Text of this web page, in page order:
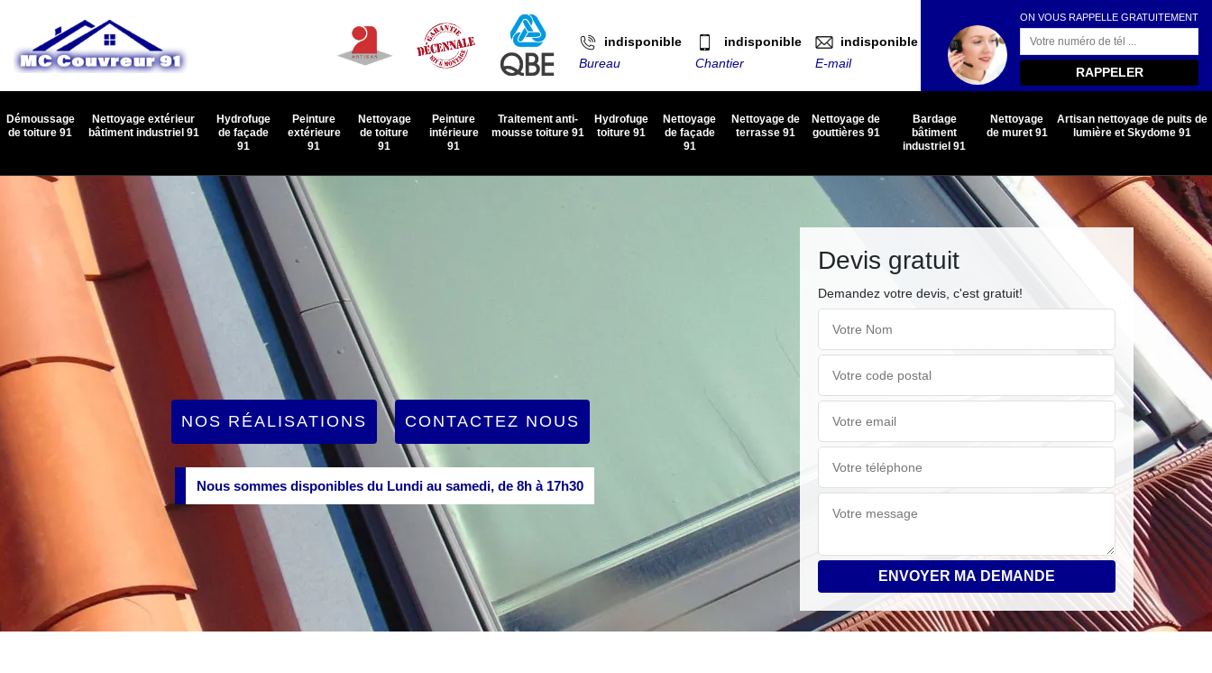
indisponible
Bureau
indisponible
Chantier
indisponible
E-mail
ON VOUS RAPPELLE GRATUITEMENT
Démoussage
de toiture 91
Nettoyage extérieur
bâtiment industriel 91
Hydrofuge
de façade
91
Peinture
extérieure
91
Nettoyage
de toiture
91
Peinture
intérieure
91
Traitement anti-
mousse toiture 91
Hydrofuge
toiture 91
Nettoyage
de façade
91
Nettoyage de
terrasse 91
Nettoyage de
gouttières 91
Bardage
bâtiment
industriel 91
Nettoyage
de muret 91
Artisan nettoyage de puits de
lumière et Skydome 91
NOS RÉALISATIONS CONTACTEZ NOUS
Nous sommes disponibles du Lundi au samedi, de 8h à 17h30
Devis gratuit
Demandez votre devis, c'est gratuit!